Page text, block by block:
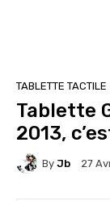
TABLETTE TACTILE
Tablette
2013,
By Jb 27